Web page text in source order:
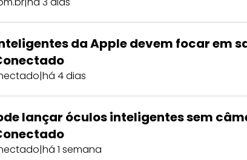
da Apple devem focar em
|há 4 dias
lançar óculos inteligentes sem
|há 1 semana